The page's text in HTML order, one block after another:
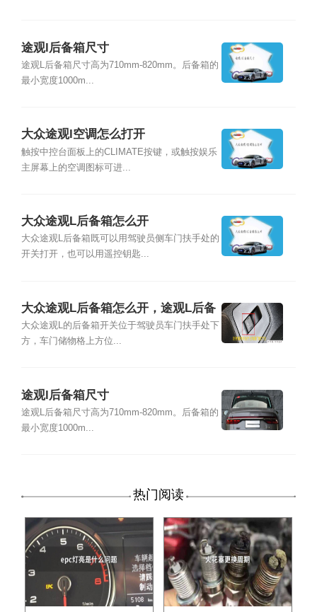
途观l后备箱尺寸
途观L后备箱尺寸高为710mm-820mm。后备箱的
最小宽度1000m...
大众途观l空调怎么打开
触按中控台面板上的CLIMATE按键，或触按娱乐
主屏幕上的空调图标可进...
大众途观L后备箱怎么开
大众途观L后备箱既可以用驾驶员侧车门扶手处的
开关打开，也可以用遥控钥匙...
大众途观L后备箱怎么开，途观L后备
箱开关位置及尺寸容积
大众途观L的后备箱开关位于驾驶员车门扶手处下
方，车门储物格上方位...
途观l后备箱尺寸
途观L后备箱尺寸高为710mm-820mm。后备箱的
最小宽度1000m...
热门阅读